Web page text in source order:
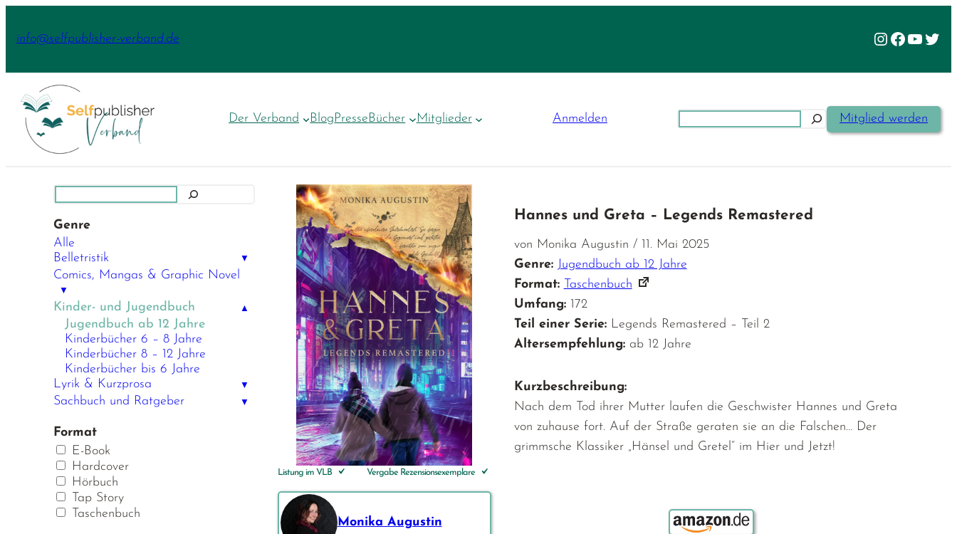
Inhalt
info@selfpublisher-verband.de Instagram
Facebook
Der Verband BlogPresseBücher Mitglieder Anmelden Mitglied werden
Genre
Alle
Belletristik
▼
Comics, Mangas & Graphic Novel
▼
Kinder- und Jugendbuch ▲
Jugendbuch ab 12 Jahre
Kinderbücher 6 – 8 Jahre
Kinderbücher 8 – 12 Jahre
Kinderbücher bis 6 Jahre
Lyrik & Kurzprosa
▼
Sachbuch und Ratgeber ▼
Format
E-Book
Hardcover
Hörbuch
Tap Story
Taschenbuch
Listung im VLB Vergabe Rezensionsexemplare
Hannes und Greta – Legends Remastered
von Monika Augustin / 11. Mai 2025
Genre: Jugendbuch ab 12 Jahre
Format:
Taschenbuch
Umfang: 172
Teil einer Serie: Legends Remastered – Teil 2
Altersempfehlung: ab 12 Jahre
Kurzbeschreibung:
Nach dem Tod ihrer Mutter laufen die Geschwister Hannes und Greta
von zuhause fort. Auf der Straße geraten sie an die Falschen… Der
grimmsche Klassiker „Hänsel und Gretel“ im Hier und Jetzt!
Monika Augustin Bestellen über: